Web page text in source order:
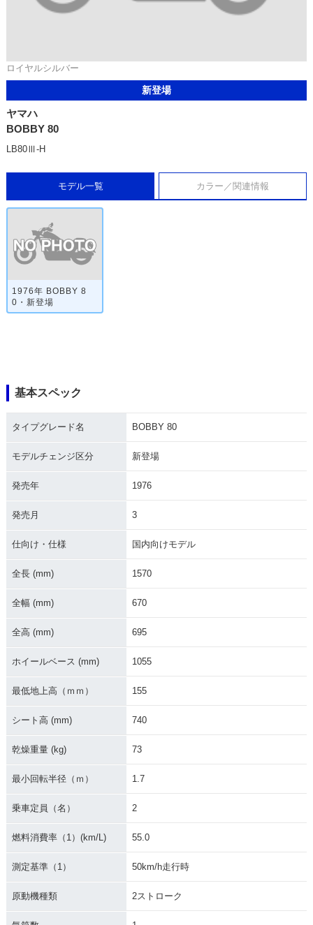
ロイヤルシルバー
新登場
ヤマハ
BOBBY 80
LB80Ⅲ-H
モデル一覧 カラー／関連情報
1976年 BOBBY 8
0・新登場
基本スペック
タイプグレード名 BOBBY 80
モデルチェンジ区分 新登場
発売年 1976
発売月 3
仕向け・仕様 国内向けモデル
全長 (mm) 1570
全幅 (mm) 670
全高 (mm) 695
ホイールベース (mm) 1055
最低地上高（ｍｍ） 155
シート高 (mm) 740
乾燥重量 (kg) 73
最小回転半径（ｍ） 1.7
乗車定員（名） 2
燃料消費率（1）(km/L) 55.0
測定基準（1） 50km/h走行時
原動機種類 2ストローク